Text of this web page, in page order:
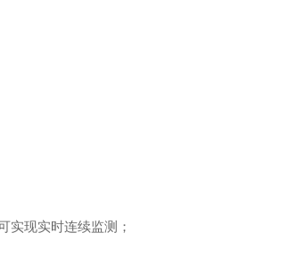
实现实时连续监测；